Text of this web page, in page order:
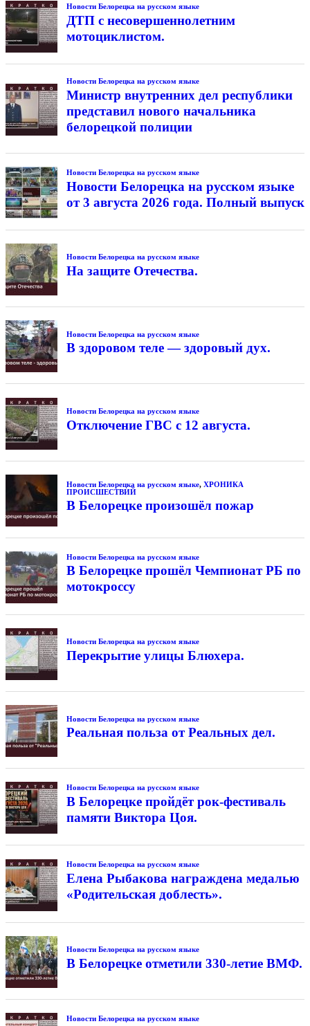
Новости Белорецка на русском языке
ДТП с несовершеннолетним
мотоциклистом.
Новости Белорецка на русском языке
Министр внутренних дел республики
представил нового начальника
белорецкой полиции
Новости Белорецка на русском языке
Новости Белорецка на русском языке
от 3 августа 2026 года. Полный выпуск
Новости Белорецка на русском языке
На защите Отечества.
Новости Белорецка на русском языке
В здоровом теле — здоровый дух.
Новости Белорецка на русском языке
Отключение ГВС с 12 августа.
Новости Белорецка на русском языке, ХРОНИКА
ПРОИСШЕСТВИЙ
В Белорецке произошёл пожар
Новости Белорецка на русском языке
В Белорецке прошёл Чемпионат РБ по
мотокроссу
Новости Белорецка на русском языке
Перекрытие улицы Блюхера.
Новости Белорецка на русском языке
Реальная польза от Реальных дел.
Новости Белорецка на русском языке
В Белорецке пройдёт рок-фестиваль
памяти Виктора Цоя.
Новости Белорецка на русском языке
Елена Рыбакова награждена медалью
«Родительская доблесть».
Новости Белорецка на русском языке
В Белорецке отметили 330-летие ВМФ.
Новости Белорецка на русском языке